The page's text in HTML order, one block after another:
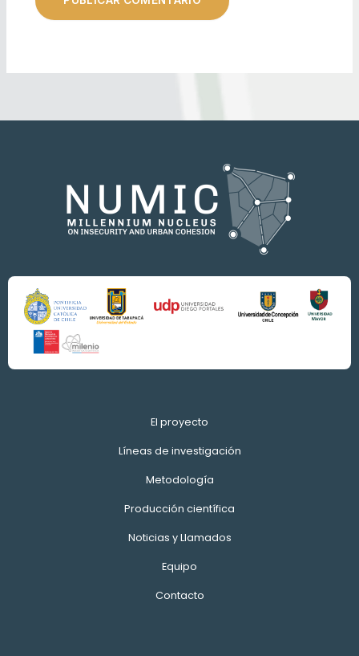
El proyecto
Líneas de investigación
Metodología
Producción científica
Noticias y Llamados
Equipo
Contacto